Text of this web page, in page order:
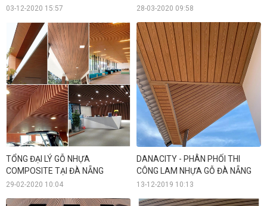
03-12-2020 15:57 28-03-2020 09:58
TỔNG ĐẠI LÝ GỖ NHỰA
COMPOSITE TẠI ĐÀ NẴNG
29-02-2020 10:04
DANACITY - PHÂN PHỐI THI
CÔNG LAM NHỰA GỖ ĐÀ NẴNG
13-12-2019 10:13